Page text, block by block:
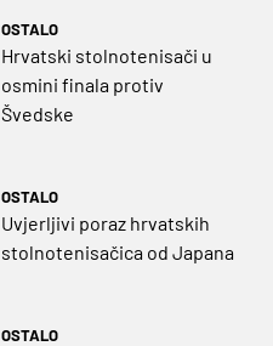
OSTALO
Hrvatski stolnotenisači u
osmini finala protiv
Švedske
OSTALO
Uvjerljivi poraz hrvatskih
stolnotenisačica od Japana
OSTALO